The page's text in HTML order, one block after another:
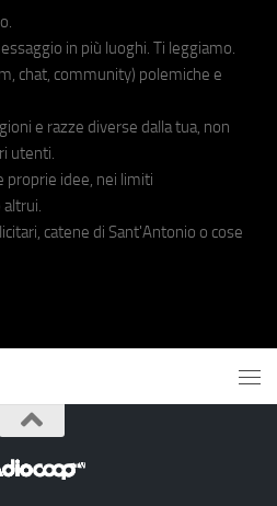
in più luoghi. Ti leggiamo.
chat, community) polemiche e
e razze diverse dalla tua, non
utenti.
proprie idee, nei limiti
catene di Sant'Antonio o cose